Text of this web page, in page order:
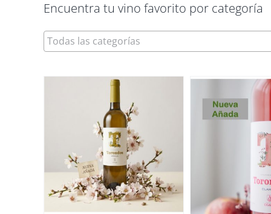
Encuentra tu vino favorito por categoría